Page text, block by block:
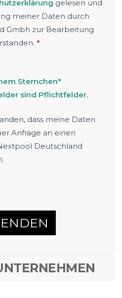
gelesen und
meiner Daten durch
Gmbh zur Bearbeitung
*
Sternchen*
sind Pflichtfelder.
dass meine Daten
Anfrage an einen
Deutschland